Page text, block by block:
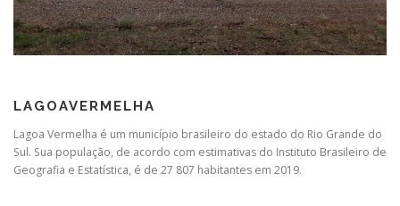
LAGOAVERMELHA
Lagoa Vermelha é um município brasileiro do estado do Rio Grande do
Sul. Sua população, de acordo com estimativas do Instituto Brasileiro de
Geografia e Estatística, é de 27 807 habitantes em 2019.